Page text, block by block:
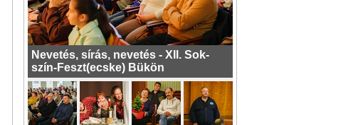
Nevetés, sírás, nevetés - XII. Sok-
szín-Feszt(ecske) Bükön